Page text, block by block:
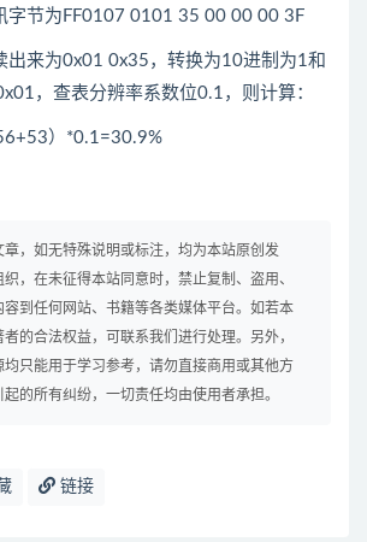
字节为FF0107 0101 35 00 00 00 3F
出来为0x01 0x35，转换为10进制为1和
，查表分辨率系数位0.1，则计算：
）*0.1=30.9%
章，如无特殊说明或标注，均为本站原创发
，在未征得本站同意时，禁止复制、盗用、
容到任何网站、书籍等各类媒体平台。如若本
的合法权益，可联系我们进行处理。另外，
均只能用于学习参考，请勿直接商用或其他方
的所有纠纷，一切责任均由使用者承担。
链接